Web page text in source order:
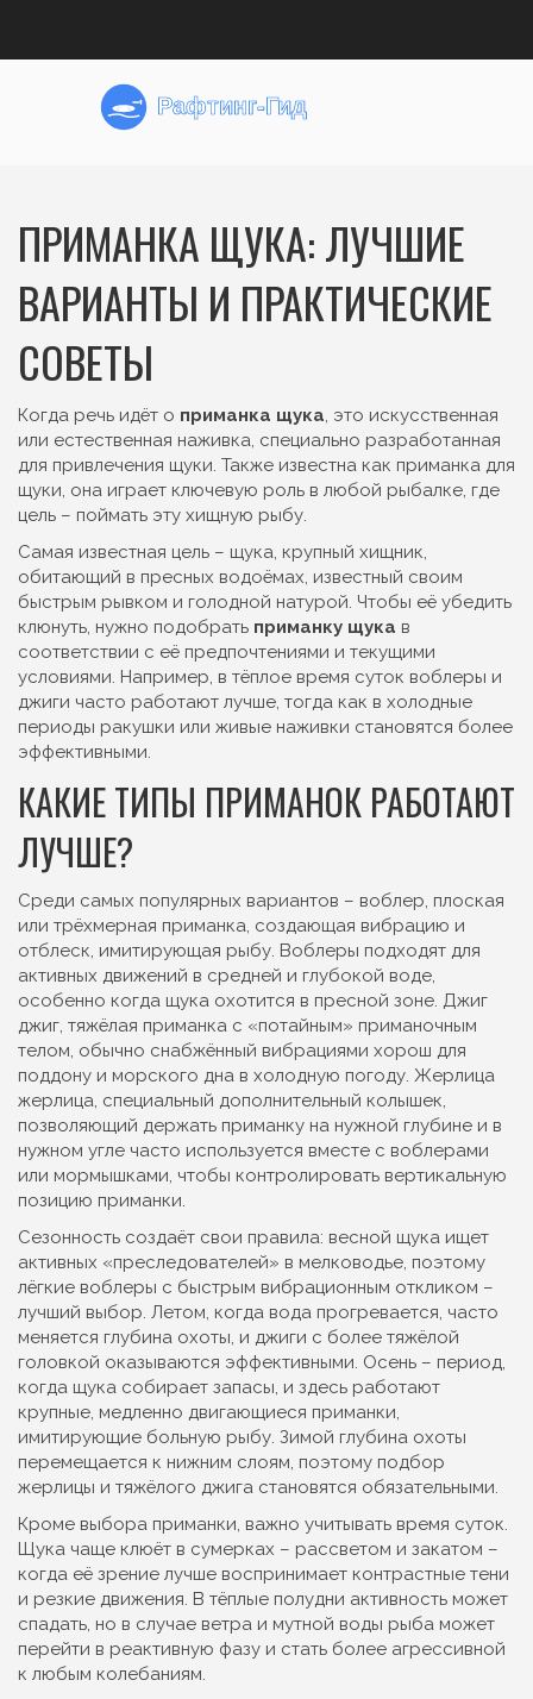
ПРИМАНКА ЩУКА: ЛУЧШИЕ
ВАРИАНТЫ И ПРАКТИЧЕСКИЕ
СОВЕТЫ
Когда речь идёт о приманка щука, это искусственная
или естественная наживка, специально разработанная
для привлечения щуки. Также известна как приманка для
щуки, она играет ключевую роль в любой рыбалке, где
цель – поймать эту хищную рыбу.
Самая известная цель – щука, крупный хищник,
обитающий в пресных водоёмах, известный своим
быстрым рывком и голодной натурой. Чтобы её убедить
клюнуть, нужно подобрать приманку щука в
соответствии с её предпочтениями и текущими
условиями. Например, в тёплое время суток воблеры и
джиги часто работают лучше, тогда как в холодные
периоды ракушки или живые наживки становятся более
эффективными.
КАКИЕ ТИПЫ ПРИМАНОК РАБОТАЮТ
ЛУЧШЕ?
Среди самых популярных вариантов – воблер, плоская
или трёхмерная приманка, создающая вибрацию и
отблеск, имитирующая рыбу. Воблеры подходят для
активных движений в средней и глубокой воде,
особенно когда щука охотится в пресной зоне. Джиг
джиг, тяжёлая приманка с «потайным» приманочным
телом, обычно снабжённый вибрациями хорош для
поддону и морского дна в холодную погоду. Жерлица
жерлица, специальный дополнительный колышек,
позволяющий держать приманку на нужной глубине и в
нужном угле часто используется вместе с воблерами
или мормышками, чтобы контролировать вертикальную
позицию приманки.
Сезонность создаёт свои правила: весной щука ищет
активных «преследователей» в мелководье, поэтому
лёгкие воблеры с быстрым вибрационным откликом –
лучший выбор. Летом, когда вода прогревается, часто
меняется глубина охоты, и джиги с более тяжёлой
головкой оказываются эффективными. Осень – период,
когда щука собирает запасы, и здесь работают
крупные, медленно двигающиеся приманки,
имитирующие больную рыбу. Зимой глубина охоты
перемещается к нижним слоям, поэтому подбор
жерлицы и тяжёлого джига становятся обязательными.
Кроме выбора приманки, важно учитывать время суток.
Щука чаще клюёт в сумерках – рассветом и закатом –
когда её зрение лучше воспринимает контрастные тени
и резкие движения. В тёплые полудни активность может
спадать, но в случае ветра и мутной воды рыба может
перейти в реактивную фазу и стать более агрессивной
к любым колебаниям.